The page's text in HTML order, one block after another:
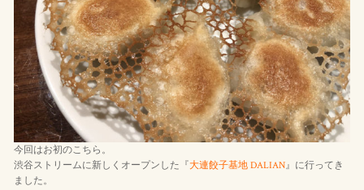
今回はお初のこちら。
渋谷ストリームに新しくオープンした『大連餃子基地 DALIAN』に行ってき
ました。